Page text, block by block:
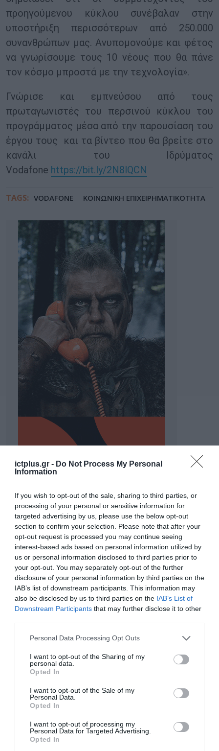
ictplus.gr - Do Not Process My Personal
Information
If you wish to opt-out of the sale, sharing to third parties, or
processing of your personal or sensitive information for
targeted advertising by us, please use the below opt-out
section to confirm your selection. Please note that after your
opt-out request is processed you may continue seeing
interest-based ads based on personal information utilized by
us or personal information disclosed to third parties prior to
your opt-out. You may separately opt-out of the further
disclosure of your personal information by third parties on the
IAB’s list of downstream participants. This information may
also be disclosed by us to third parties on the IAB’s List of
Downstream Participants that may further disclose it to other
Please note that this website/app uses one or more Google
not limited to your visit or usage behaviour. You may click to
grant or deny consent to Google and its third-party tags to
use your data for below specified purposes in below Google
consent section.
Personal Data Processing Opt Outs
I want to opt-out of the Sharing of my
personal data.
Opted In
I want to opt-out of the Sale of my
Personal Data.
Opted In
I want to opt-out of processing my
Personal Data for Targeted Advertising.
Opted In
προηγούμενου κύκλου συνέβαλαν στην
υποστήριξη περισσότερων από 250.000
συνανθρώπων μας. Ανυπομονούμε και φέτος
να γνωρίσουμε τους 10 νέους που θα πάνε
τον κόσμο μπροστά με την τεχνολογία».
Γνώρισε και εμπνεύσου από τους
πρωταγωνιστές του περσινού κύκλου του
προγράμματος μέσα από την παρουσίαση του
έργου τους και τα βίντεο που θα βρείτε στο
κανάλι του Ιδρύματος
Vodafone https://bit.ly/2N8lQCN
TAGS: VODAFONE ΚΟΙΝΩΝΙΚΗ ΕΠΙΧΕΙΡΗΜΑΤΙΚΟΤΗΤΑ
ΡΟΗ ΕΙΔΗΣΕΩΝ
Το χρηματοδοτούμενο
από την ΕΕ έργο “The
Gaming Police”
ενισχύει την ασφάλεια
των παιδιών στο
διαδίκτυο
31.07.2026
ΑΑΔΕ: Διευκρινίσεις
παραβάσεις που
αφορούν τους ΦΗΜ
31.07.2026
Σ. Καλαφάτης: «Η
Τεχνητή Νοημοσύνη
νέα τεχνολογία, είναι
μια νέα βιομηχανική
επανάσταση»
31.07.2026
Νέος οδηγός του ΕΚΤ
για τη χρηματοδότηση
των ελληνικών